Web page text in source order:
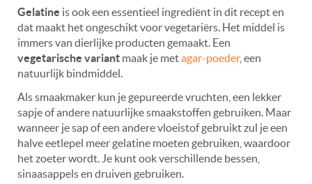
Gelatine is ook een essentieel ingrediënt in dit recept en
dat maakt het ongeschikt voor vegetariërs. Het middel is
immers van dierlijke producten gemaakt. Een
vegetarische variant maak je metagar-poeder, een
natuurlijk bindmiddel.
Als smaakmaker kun je gepureerde vruchten, een lekker
sapje of andere natuurlijke smaakstoffen gebruiken. Maar
wanneer je sap of een andere vloeistof gebruikt zul je een
halve eetlepel meer gelatine moeten gebruiken, waardoor
het zoeter wordt. Je kunt ook verschillende bessen,
sinaasappels en druiven gebruiken.